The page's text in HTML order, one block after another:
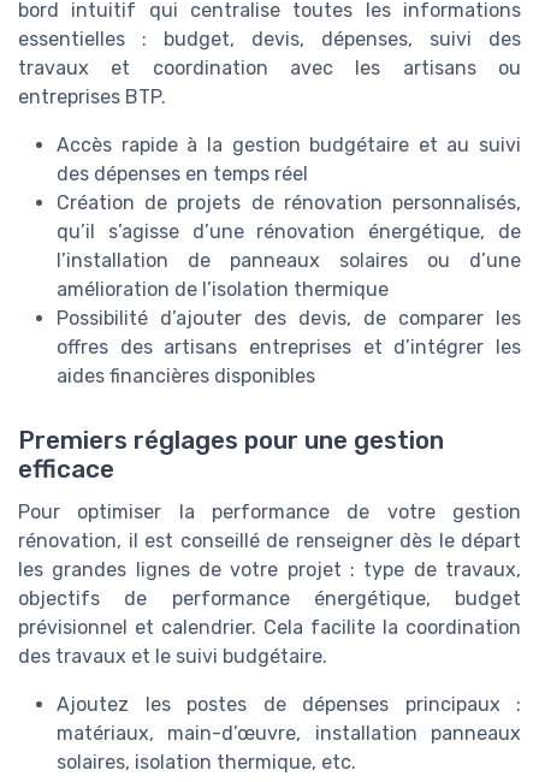
bord intuitif qui centralise toutes les informations
essentielles : budget, devis, dépenses, suivi des
travaux et coordination avec les artisans ou
entreprises BTP.
Accès rapide à la gestion budgétaire et au suivi
des dépenses en temps réel
Création de projets de rénovation personnalisés,
qu’il s’agisse d’une rénovation énergétique, de
l’installation de panneaux solaires ou d’une
amélioration de l’isolation thermique
Possibilité d’ajouter des devis, de comparer les
offres des artisans entreprises et d’intégrer les
aides financières disponibles
Premiers réglages pour une gestion
efficace
Pour optimiser la performance de votre gestion
rénovation, il est conseillé de renseigner dès le départ
les grandes lignes de votre projet : type de travaux,
objectifs de performance énergétique, budget
prévisionnel et calendrier. Cela facilite la coordination
des travaux et le suivi budgétaire.
Ajoutez les postes de dépenses principaux :
matériaux, main-d’œuvre, installation panneaux
solaires, isolation thermique, etc.